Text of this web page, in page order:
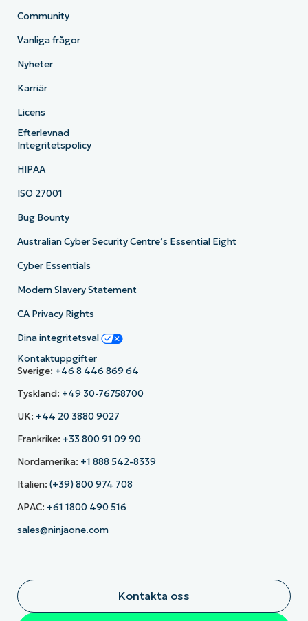
Community
Vanliga frågor
Nyheter
Karriär
Licens
Efterlevnad
Integritetspolicy
HIPAA
ISO 27001
Bug Bounty
Australian Cyber Security Centre’s Essential Eight
Cyber Essentials
Modern Slavery Statement
CA Privacy Rights
Dina integritetsval
Kontaktuppgifter
Sverige: +46 8 446 869 64
Tyskland: +49 30-76758700
UK: +44 20 3880 9027
Frankrike: +33 800 91 09 90
Nordamerika: +1 888 542-8339
Italien: (+39) 800 974 708
APAC: +61 1800 490 516
sales@ninjaone.com
Kontakta oss